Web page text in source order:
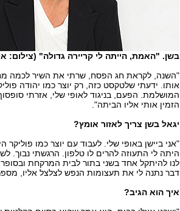
בשן. "האמת, הייתה לי קריירה גדולה" (צילום:
"השנה, לקראת חג הפסח, שרתי את השיר לכמה
אותו. ידעתי שלטקסט כזה, רק יוצר כמו יהודה
המושלמת. הפעם, בניגוד לאופי שלי, אזרתי
הזמין אותי אליו הביתה".
יגאל בשן צריך לאזור אומץ?
"אני ביישן באופי שלי. לעבוד עם יוצר כמו
היתה לי התעוזה להרים לו טלפון. הרגשתי נבוך.
לנו להיתקל אחד בשני בתור לבית המרקחת
דבר נתנה לי את תעצומות הנפש לצלצל אליו,
איך הוא הגיב?